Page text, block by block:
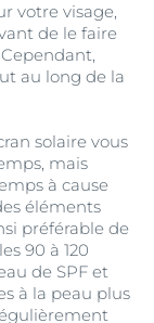
votre visage,
de le faire
au long de la
solaire vous
mais
à cause
éléments
préférable de
90 à 120
de SPF et
à la peau plus